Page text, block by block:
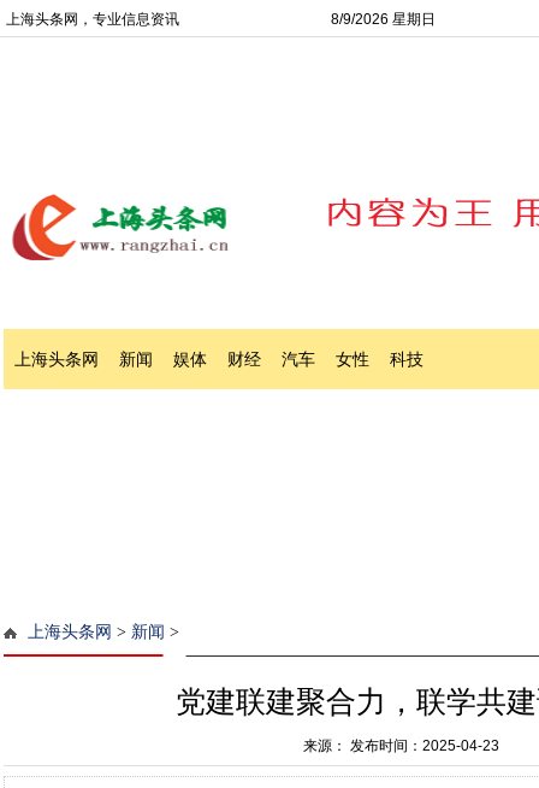
上海头条网，专业信息资讯 8/9/2026 星期日
上海头条网 新闻 娱体 财经 汽车 女性 科技
上海头条网 > 新闻 >
党建联建聚合力，联学共
来源： 发布时间：2025-04-23